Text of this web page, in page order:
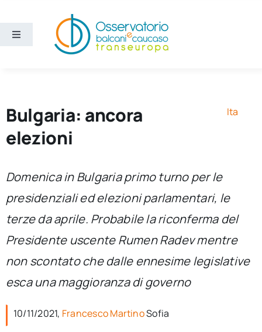
contenuto
Toggle
Ricerca e divulgazione
Sezioni
Chi siamo
per:
Bulgaria: ancora
elezioni
Ita
Domenica in Bulgaria primo turno per le
presidenziali ed elezioni parlamentari, le
terze da aprile. Probabile la riconferma del
Presidente uscente Rumen Radev mentre
non scontato che dalle ennesime legislative
esca una maggioranza di governo
10/11/2021, Francesco MartinoSofia